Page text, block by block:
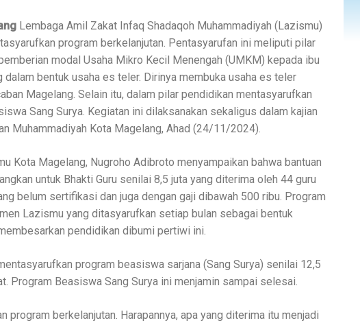
Lembaga Amil Zakat Infaq Shadaqoh Muhammadiyah (Lazismu)
program berkelanjutan. Pentasyarufan ini meliputi pilar
modal Usaha Mikro Kecil Menengah (UMKM) kepada ibu
bentuk usaha es teler. Dirinya membuka usaha es teler
Magelang. Selain itu, dalam pilar pendidikan mentasyarufkan
Sang Surya. Kegiatan ini dilaksanakan sekaligus dalam kajian
Muhammadiyah Kota Magelang, Ahad (24/11/2024).
Kota Magelang, Nugroho Adibroto menyampaikan bahwa bantuan
untuk Bhakti Guru senilai 8,5 juta yang diterima oleh 44 guru
belum sertifikasi dan juga dengan gaji dibawah 500 ribu. Program
Lazismu yang ditasyarufkan setiap bulan sebagai bentuk
pendidikan dibumi pertiwi ini.
program beasiswa sarjana (Sang Surya) senilai 12,5
Program Beasiswa Sang Surya ini menjamin sampai selesai.
program berkelanjutan. Harapannya, apa yang diterima itu menjadi